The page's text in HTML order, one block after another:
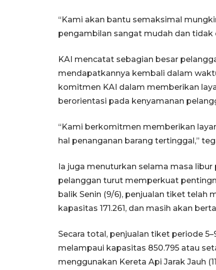
“Kami akan bantu semaksimal
pengambilan sangat mudah dan tidak
KAI mencatat sebagian besar
mendapatkannya kembali dalam
komitmen KAI dalam memberikan
berorientasi pada kenyamanan
“Kami berkomitmen memberikan
hal penanganan barang tertinggal,”
Ia juga menuturkan selama masa
pelanggan turut memperkuat
balik Senin (9/6), penjualan tiket telah
kapasitas 171.261, dan masih akan
Secara total, penjualan tiket periode
melampaui kapasitas 850.795 atau
menggunakan Kereta Api Jarak Jauh